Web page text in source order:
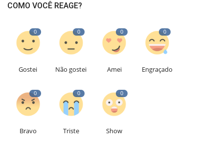
COMO VOCÊ REAGE?
0
Gostei
0
Não gostei
0
Amei
0
Engraçado
0
Bravo
0
Triste
0
Show